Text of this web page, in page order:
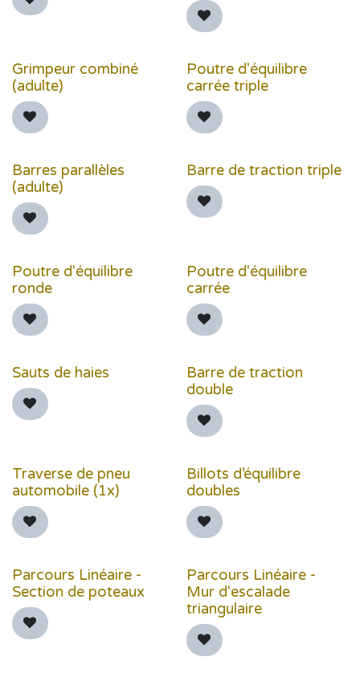
Grimpeur combiné
(adulte)
Poutre d'équilibre
carrée triple
Barres parallèles
(adulte)
Barre de traction triple
Poutre d'équilibre
ronde
Poutre d'équilibre
carrée
Sauts de haies
Barre de traction
double
Traverse de pneu
automobile (1x)
Billots d’équilibre
doubles
Parcours Linéaire -
Section de poteaux
Parcours Linéaire -
Mur d'escalade
triangulaire